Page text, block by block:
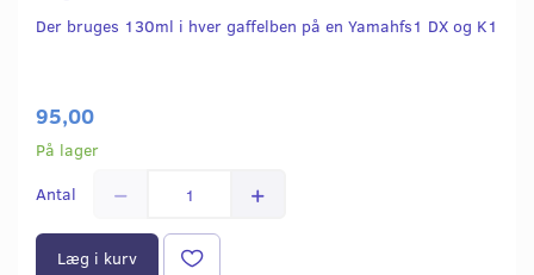
Der bruges 130ml i hver gaffelben på en Yamahfs1 DX og K1
95,00
På lager
Antal
Læg i kurv